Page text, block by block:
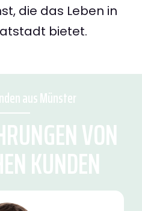
die das Leben in
bietet.
aus Münster
VON
KUNDEN